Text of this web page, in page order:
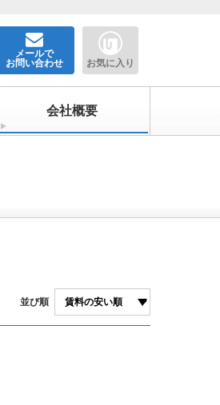
メールで
お問い合わせ お気に入り
会社概要
並び順